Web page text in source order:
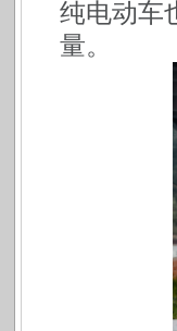
纯电动车
量。